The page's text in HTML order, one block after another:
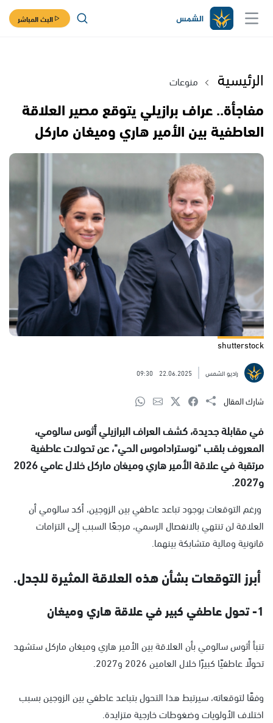
البث المباشر
الرئيسية منوعات
مفاجأة.. عراف برازيلي يتوقع مصير العلاقة
العاطفية بين الأمير هاري وميغان ماركل
shutterstock
راديو الشمس 22.06.2025
09:30
شارك المقال
في مقابلة جديدة، كشف العراف البرازيلي أثوس سالومي،
المعروف بلقب "نوستراداموس الحي"، عن تحولات عاطفية
مرتقبة في علاقة الأمير هاري وميغان ماركل خلال عامي 2026
و2027.
ورغم التوقعات بوجود تباعد عاطفي بين الزوجين، أكد سالومي أن
العلاقة لن تنتهي بالانفصال الرسمي، مرجعًا السبب إلى التزامات
قانونية ومالية متشابكة بينهما.
أبرز التوقعات بشأن هذه العلاقة المثيرة للجدل.
1- تحول عاطفي كبير في علاقة هاري وميغان
تنبأ أثوس سالومي بأن العلاقة بين الأمير هاري وميغان ماركل ستشهد
تحولًا عاطفيًا كبيرًا خلال العامين 2026 و2027.
وفقًا لتوقعاته، سيرتبط هذا التحول بتباعد عاطفي بين الزوجين بسبب
اختلاف الأولويات وضغوطات خارجية متزايدة.